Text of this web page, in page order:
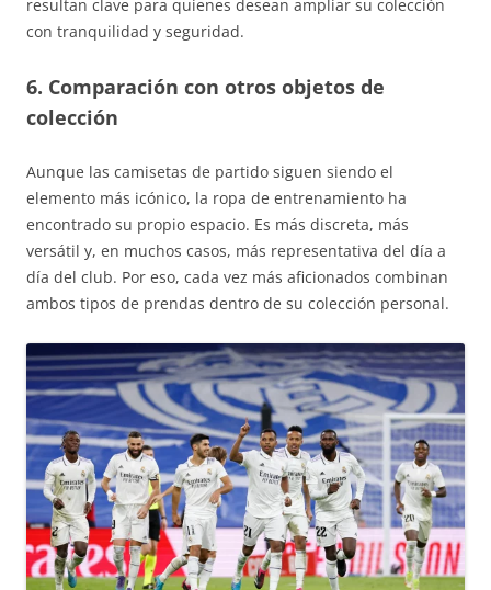
resultan clave para quienes desean ampliar su colección
con tranquilidad y seguridad.
6. Comparación con otros objetos de
colección
Aunque las camisetas de partido siguen siendo el
elemento más icónico, la ropa de entrenamiento ha
encontrado su propio espacio. Es más discreta, más
versátil y, en muchos casos, más representativa del día a
día del club. Por eso, cada vez más aficionados combinan
ambos tipos de prendas dentro de su colección personal.